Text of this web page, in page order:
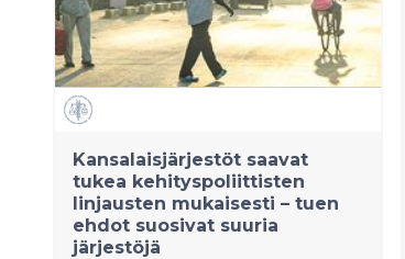
Kansalaisjärjestöt saavat
tukea kehityspoliittisten
linjausten mukaisesti – tuen
ehdot suosivat suuria
järjestöjä